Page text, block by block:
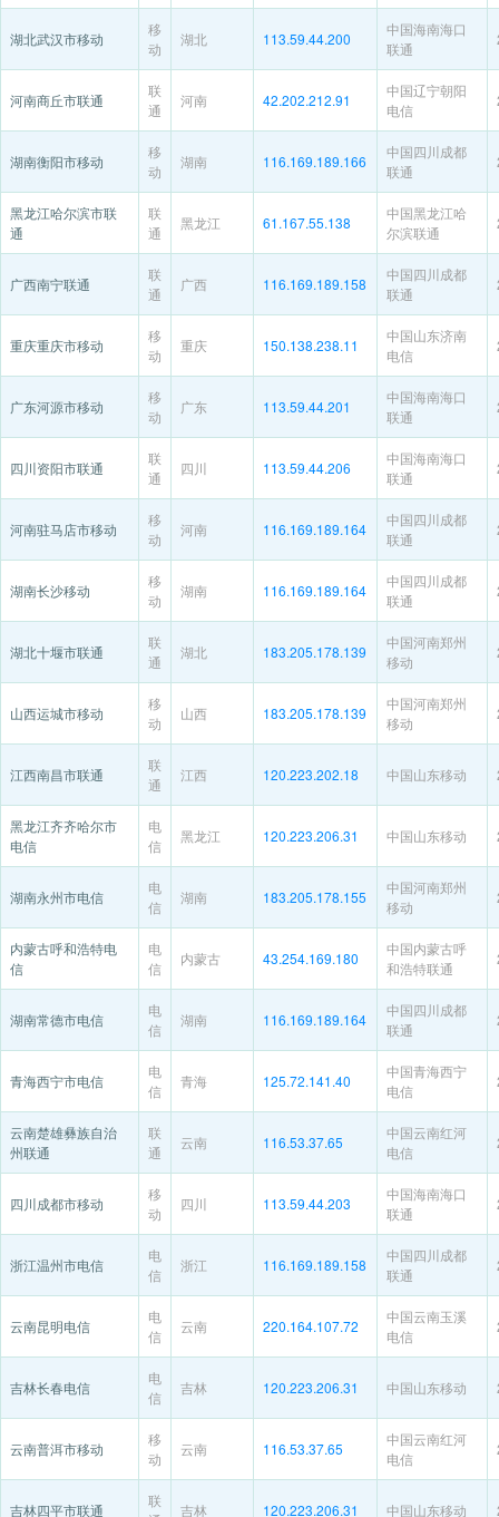
湖北武汉市移动
移
动
湖北 113.59.44.200
中国海南海口
联通
河南商丘市联通
联
通
河南 42.202.212.91
中国辽宁朝阳
电信
湖南衡阳市移动
移
动
湖南 116.169.189.166
中国四川成都
联通
黑龙江哈尔滨市联
通
联
通
黑龙江 61.167.55.138
中国黑龙江哈
尔滨联通
广西南宁联通
联
通
广西 116.169.189.158
中国四川成都
联通
重庆重庆市移动
移
动
重庆 150.138.238.11
中国山东济南
电信
广东河源市移动
移
动
广东 113.59.44.201
中国海南海口
联通
四川资阳市联通
联
通
四川 113.59.44.206
中国海南海口
联通
河南驻马店市移动
移
动
河南 116.169.189.164
中国四川成都
联通
湖南长沙移动
移
动
湖南 116.169.189.164
中国四川成都
联通
湖北十堰市联通
联
通
湖北 183.205.178.139
中国河南郑州
移动
山西运城市移动
移
动
山西 183.205.178.139
中国河南郑州
移动
江西南昌市联通
联
通
江西 120.223.202.18 中国山东移动
黑龙江齐齐哈尔市
电信
电
信
黑龙江 120.223.206.31 中国山东移动
湖南永州市电信
电
信
湖南 183.205.178.155
中国河南郑州
移动
内蒙古呼和浩特电
信
电
信
内蒙古 43.254.169.180
中国内蒙古呼
和浩特联通
湖南常德市电信
电
信
湖南 116.169.189.164
中国四川成都
联通
青海西宁市电信
电
信
青海 125.72.141.40
中国青海西宁
电信
云南楚雄彝族自治
州联通
联
通
云南 116.53.37.65
中国云南红河
电信
四川成都市移动
移
动
四川 113.59.44.203
中国海南海口
联通
浙江温州市电信
电
信
浙江 116.169.189.158
中国四川成都
联通
云南昆明电信
电
信
云南 220.164.107.72
中国云南玉溪
电信
吉林长春电信
电
信
吉林 120.223.206.31 中国山东移动
云南普洱市移动
移
动
云南 116.53.37.65
中国云南红河
电信
吉林四平市联通
联
吉林 120.223.206.31 中国山东移动